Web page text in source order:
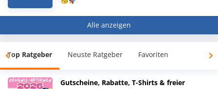
Alle anzeigen
Top Ratgeber Neuste Ratgeber Favoriten
Gutscheine, Rabatte, T-Shirts & freier